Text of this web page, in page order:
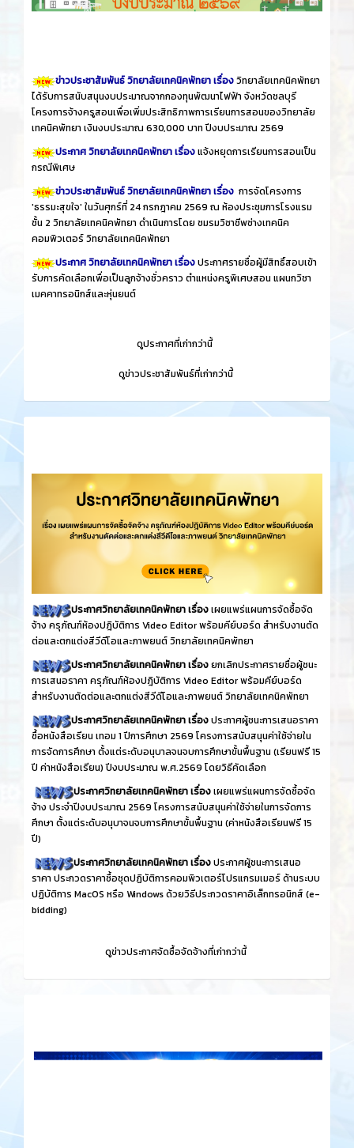
ข่าวประชาสัมพันธ์ วิทยาลัยเทคนิคพัทยา เรื่องวิทยาลัยเทคนิคพัทยา
ได้รับการสนับสนุนงบประมาณจากกองทุนพัฒนาไฟฟ้า จังหวัดชลบุรี
โครงการจ้างครูสอนเพื่อเพิ่มประสิทธิภาพการเรียนการสอนของวิทยาลัย
เทคนิคพัทยา เงินงบประมาณ 630,000 บาท ปีงบประมาณ 2569
ประกาศ วิทยาลัยเทคนิคพัทยา เรื่องแจ้งหยุดการเรียนการสอนเป็น
กรณีพิเศษ
ข่าวประชาสัมพันธ์ วิทยาลัยเทคนิคพัทยา เรื่อง การจัดโครงการ
'ธรรมะสุขใจ' ในวันศุกร์ที่ 24 กรกฎาคม 2569 ณ ห้องประชุมการโรงแรม
ชั้น 2 วิทยาลัยเทคนิคพัทยา ดำเนินการโดย ชมรมวิชาชีพช่างเทคนิค
คอมพิวเตอร์ วิทยาลัยเทคนิคพัทยา
ประกาศ วิทยาลัยเทคนิคพัทยา เรื่องประกาศรายชื่อผู้มีสิทธิ์สอบเข้า
รับการคัดเลือกเพื่อเป็นลูกจ้างชั่วคราว ตำแหน่งครูพิเศษสอน แผนกวิชา
เมคคาทรอนิกส์และหุ่นยนต์
ดูประกาศที่เก่ากว่านี้
ดูข่าวประชาสัมพันธ์ที่เก่ากว่านี้
ประกาศวิทยาลัยเทคนิคพัทยา เรื่องเผยแพร่แผนการจัดซื้อจัด
จ้าง ครุภัณฑ์ห้องปฎิบัติการ Video Editor พร้อมคีย์บอร์ด สำหรับงานตัด
ต่อและตกแต่งสีวีดีโอและภาพยนต์ วิทยาลัยเทคนิคพัทยา
ประกาศวิทยาลัยเทคนิคพัทยา เรื่องยกเลิกประกาศรายชื่อผู้ชนะ
การเสนอราคา ครุภัณฑ์ห้องปฎิบัติการ Video Editor พร้อมคีย์บอร์ด
สำหรับงานตัดต่อและตกแต่งสีวีดีโอและภาพยนต์ วิทยาลัยเทคนิคพัทยา
ประกาศวิทยาลัยเทคนิคพัทยา เรื่องประกาศผู้ชนะการเสนอราคา
ซื้อหนังสือเรียน เทอม 1 ปีการศึกษา 2569 โครงการสนับสนุนค่าใช้จ่ายใน
การจัดการศึกษา ตั้งแต่ระดับอนุบาลจนจบการศึกษาขั้นพื้นฐาน (เรียนฟรี 15
ปี ค่าหนังสือเรียน) ปีงบประมาณ พ.ศ.2569 โดยวิธีคัดเลือก
ประกาศวิทยาลัยเทคนิคพัทยา เรื่องเผยแพร่แผนการจัดซื้อจัด
จ้าง ประจำปีงบประมาณ 2569 โครงการสนับสนุนค่าใช้จ่ายในการจัดการ
ศึกษา ตั้งแต่ระดับอนุบาจนจบการศึกษาขั้นพื้นฐาน (ค่าหนังสือเรียนฟรี 15
ปี)
ประกาศวิทยาลัยเทคนิคพัทยา เรื่องประกาศผู้ชนะการเสนอ
ราคา ประกวดราคาซื้อชุดปฏิบัติการคอมพิวเตอร์โปรแกรมเมอร์ ด้านระบบ
ปฏิบัติการ MacOS หรือ Windows ด้วยวิธีประกวดราคาอิเล็กทรอนิกส์ (e-
bidding)
ดูข่าวประกาศจัดซื้อจัดจ้างที่เก่ากว่านี้